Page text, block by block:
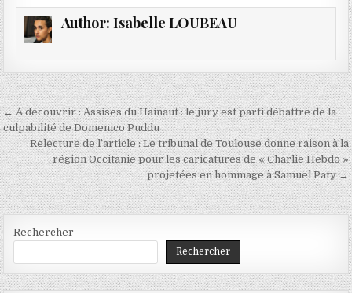
Author: Isabelle LOUBEAU
Navigation
de
l’article
← A découvrir : Assises du Hainaut : le jury est parti débattre de la
culpabilité de Domenico Puddu
Relecture de l’article : Le tribunal de Toulouse donne raison à la
région Occitanie pour les caricatures de « Charlie Hebdo »
projetées en hommage à Samuel Paty →
Rechercher
Rechercher